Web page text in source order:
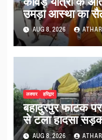
उमड़ा आस्था का
व्यवस्थाओं को
AUG 8, 2026 ATHAR
लक्सर हरिद्वार
बहादुरपुर फाटक
से टला हादसा
को किया अलर्ट…
AUG 8, 2026 ATHAR